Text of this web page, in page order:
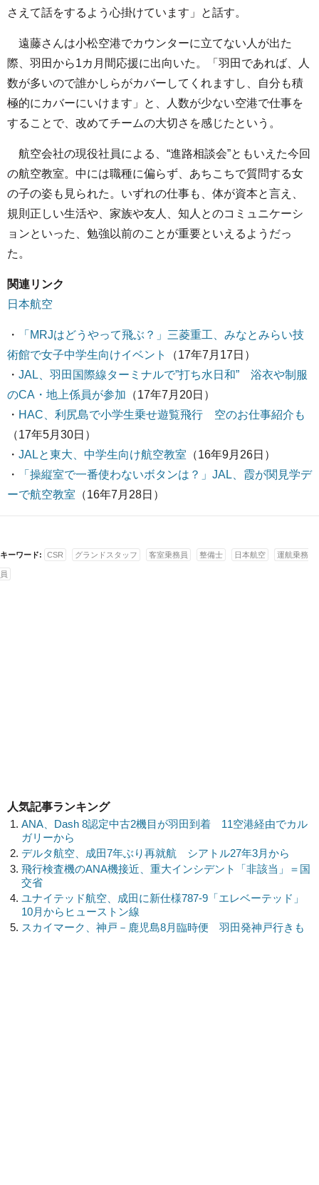
さえて話をするよう心掛けています」と話す。
遠藤さんは小松空港でカウンターに立てない人が出た
際、羽田から1カ月間応援に出向いた。「羽田であれば、人
数が多いので誰かしらがカバーしてくれますし、自分も積
極的にカバーにいけます」と、人数が少ない空港で仕事を
することで、改めてチームの大切さを感じたという。
航空会社の現役社員による、“進路相談会”ともいえた今回
の航空教室。中には職種に偏らず、あちこちで質問する女
の子の姿も見られた。いずれの仕事も、体が資本と言え、
規則正しい生活や、家族や友人、知人とのコミュニケーシ
ョンといった、勉強以前のことが重要といえるようだっ
た。
関連リンク
日本航空
・
「MRJはどうやって飛ぶ？」三菱重工、みなとみらい技
術館で女子中学生向けイベント
（17年7月17日）
・ JAL、羽田国際線ターミナルで”打ち水日和” 浴衣や制服
のCA・地上係員が参加 （17年7月20日）
・ HAC、利尻島で小学生乗せ遊覧飛行 空のお仕事紹介も
（17年5月30日）
・ JALと東大、中学生向け航空教室 （16年9月26日）
・
「操縦室で一番使わないボタンは？」JAL、霞が関見学デ
ーで航空教室 （16年7月28日）
キーワード: CSR グランドスタッフ 客室乗務員 整備士 日本航空 運航乗務
員
人気記事ランキング
ANA、Dash 8認定中古2機目が羽田到着 11空港経由でカル
ガリーから
デルタ航空、成田7年ぶり再就航 シアトル27年3月から
飛行検査機のANA機接近、重大インシデント「非該当」＝国
交省
ユナイテッド航空、成田に新仕様787-9「エレベーテッド」
10月からヒューストン線
スカイマーク、神戸－鹿児島8月臨時便 羽田発神戸行きも